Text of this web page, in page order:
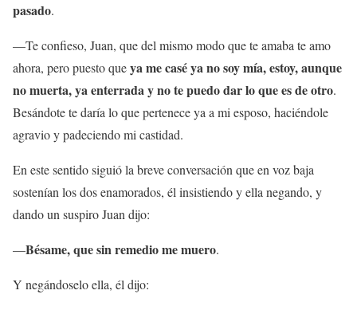
pasado.
—Te confieso, Juan, que del mismo modo que te amaba te amo
ahora, pero puesto queya me casé ya no soy mía, estoy, aunque
no muerta, ya enterrada y no te puedo dar lo que es de otro.
Besándote te daría lo que pertenece ya a mi esposo, haciéndole
agravio y padeciendo mi castidad.
En este sentido siguió la breve conversación que en voz baja
sostenían los dos enamorados, él insistiendo y ella negando, y
dando un suspiro Juan dijo:
—Bésame, que sin remedio me muero.
Y negándoselo ella, él dijo: